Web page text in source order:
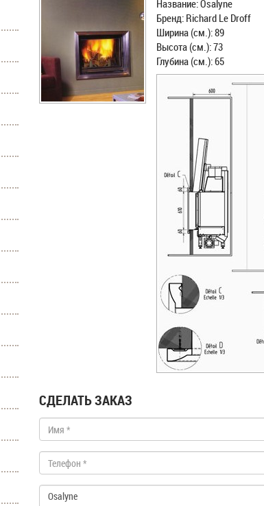
Название: Osalyne
Бренд: Richard Le Droff
Ширина (см.): 89
Высота (см.): 73
Глубина (см.): 65
СДЕЛАТЬ ЗАКАЗ